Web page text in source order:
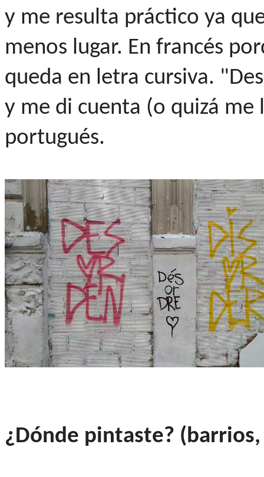
y me resulta práctico ya
menos lugar. En francés
queda en letra cursiva.
y me di cuenta (o quizá
portugués.
¿Dónde pintaste?